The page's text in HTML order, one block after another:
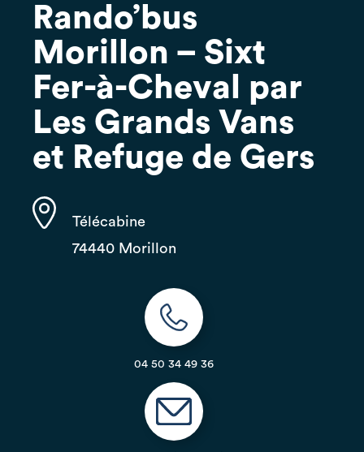
Rando’bus
Morillon – Sixt
Fer-à-Cheval par
Les Grands Vans
et Refuge de Gers
Télécabine
74440 Morillon
04 50 34 49 36